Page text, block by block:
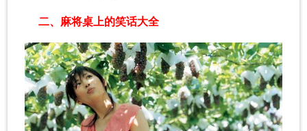
二、麻将桌上的笑话大全